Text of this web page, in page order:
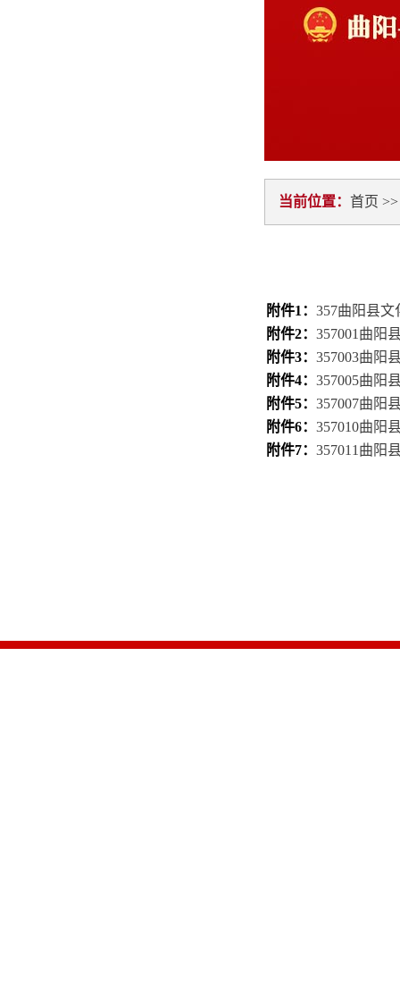
当前位置： 首页
附件1： 357曲阳县文
附件2： 357001曲阳
附件3： 357003曲阳
附件4： 357005曲阳
附件5： 357007曲阳
附件6： 357010曲阳
附件7： 357011曲阳